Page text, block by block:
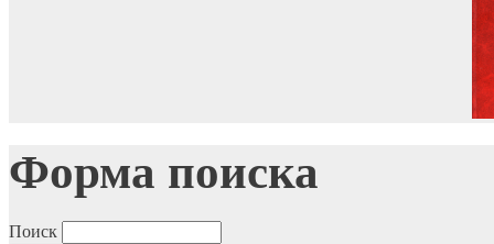
Форма поиска
Поиск